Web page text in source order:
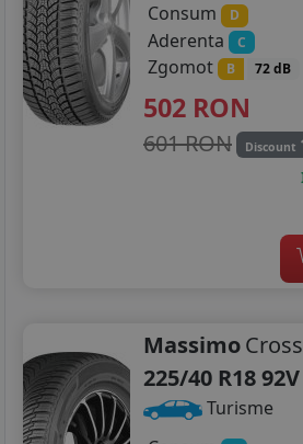
Consum
D
Aderenta C
Zgomot B 72 dB
502 RON
601 RON Discount
Massimo
225/40 R18 92V
Turisme